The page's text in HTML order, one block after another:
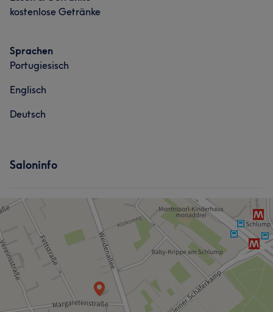
kostenlose Getränke
Sprachen
Portugiesisch
Englisch
Deutsch
Saloninfo